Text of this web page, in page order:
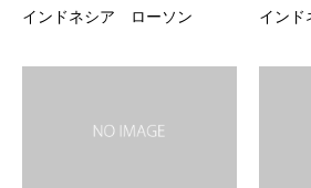
インドネシア ローソン イン